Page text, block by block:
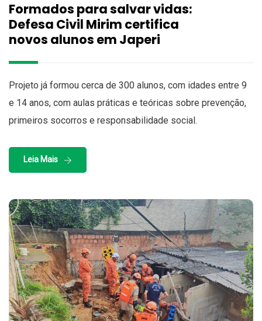
Formados para salvar vidas:
Defesa Civil Mirim certifica
novos alunos em Japeri
Projeto já formou cerca de 300 alunos, com idades entre 9
e 14 anos, com aulas práticas e teóricas sobre prevenção,
primeiros socorros e responsabilidade social.
Leia Mais